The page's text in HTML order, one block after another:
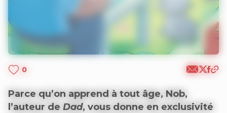
0
Parce qu’on apprend à tout âge, Nob,
l’auteur de Dad, vous donne en exclusivité